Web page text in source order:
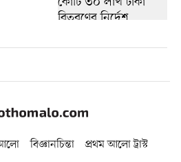
বিজ্ঞানচিন্তা
প্রথম আলো ট্রাস্ট